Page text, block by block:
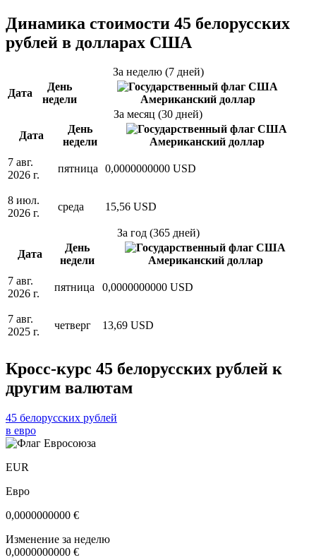
Динамика стоимости 45 белорусских
рублей в долларах США
За неделю (7 дней)
Дата
День
недели
Американский доллар
За месяц (30 дней)
Дата
День
недели
Американский доллар
7 авг.
2026 г.
пятница 0,0000000000 USD
8 июл.
2026 г.
среда 15,56 USD
За год (365 дней)
Дата
День
недели
Американский доллар
7 авг.
2026 г.
пятница 0,0000000000 USD
7 авг.
2025 г.
четверг 13,69 USD
Кросс-курс 45 белорусских рублей к
другим валютам
45 белорусских рублей
в евро
EUR
Евро
0,0000000000 €
Изменение за неделю
0,0000000000 €